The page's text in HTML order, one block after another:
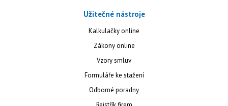
Užitečné nástroje
Kalkulačky online
Zákony online
Vzory smluv
Formuláře ke stažení
Odborné poradny